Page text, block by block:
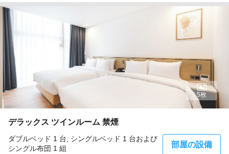
デラックス ツインルーム 禁煙
ダブルベッド 1 台, シングルベッド 1 台および
シングル布団 1 組
部屋の設備
5枚